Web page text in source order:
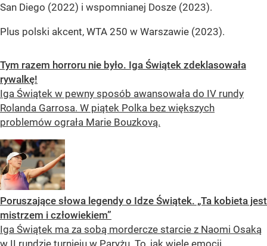
San Diego (2022) i wspomnianej Dosze (2023).
Plus polski akcent, WTA 250 w Warszawie (2023).
Tym razem horroru nie było. Iga Świątek zdeklasowała
rywalkę!
Iga Świątek w pewny sposób awansowała do IV rundy
Rolanda Garrosa. W piątek Polka bez większych
problemów ograła Marie Bouzkovą.
Poruszające słowa legendy o Idze Świątek. „Ta kobieta jest
mistrzem i człowiekiem”
Iga Świątek ma za sobą mordercze starcie z Naomi Osaką
w II rundzie turnieju w Paryżu. To, jak wiele emocji